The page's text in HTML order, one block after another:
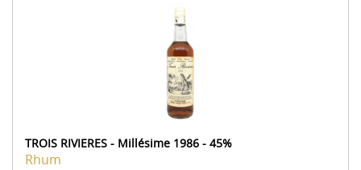
TROIS RIVIERES - Millésime 1986 - 45%
Rhum